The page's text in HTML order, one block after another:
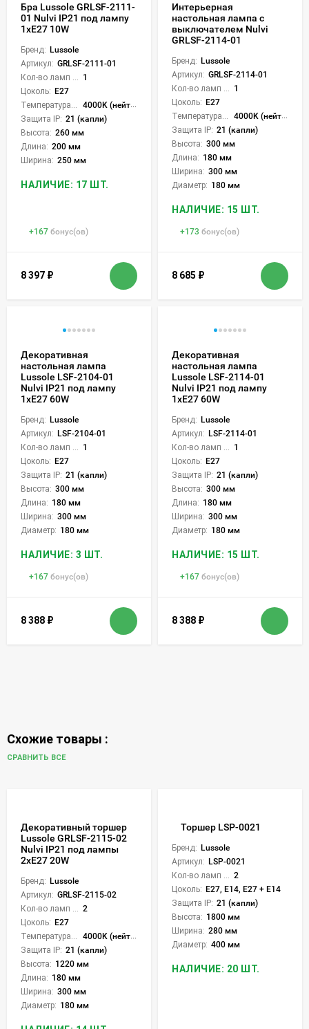
Бра Lussole GRLSF-2111-
01 Nulvi IP21 под лампу
1xE27 10W
Бренд: Lussole
Артикул: GRLSF-2111-01
1
Цоколь: E27
4000K (нейтральный)
Защита IP: 21 (капли)
Высота: 260 мм
Длина: 200 мм
Ширина: 250 мм
НАЛИЧИЕ: 17 ШТ.
+167 бонус(ов)
8 397 ₽
Интерьерная
настольная лампа с
выключателем Nulvi
GRLSF-2114-01
Бренд: Lussole
Артикул: GRLSF-2114-01
1
Цоколь: E27
4000K (нейтральный)
Защита IP: 21 (капли)
Высота: 300 мм
Длина: 180 мм
Ширина: 300 мм
Диаметр: 180 мм
НАЛИЧИЕ: 15 ШТ.
+173 бонус(ов)
8 685 ₽
Декоративная
настольная лампа
Lussole LSF-2104-01
Nulvi IP21 под лампу
1xE27 60W
Бренд: Lussole
Артикул: LSF-2104-01
1
Цоколь: E27
Защита IP: 21 (капли)
Высота: 300 мм
Длина: 180 мм
Ширина: 300 мм
Диаметр: 180 мм
НАЛИЧИЕ: 3 ШТ.
+167 бонус(ов)
8 388 ₽
Декоративная
настольная лампа
Lussole LSF-2114-01
Nulvi IP21 под лампу
1xE27 60W
Бренд: Lussole
Артикул: LSF-2114-01
1
Цоколь: E27
Защита IP: 21 (капли)
Высота: 300 мм
Длина: 180 мм
Ширина: 300 мм
Диаметр: 180 мм
НАЛИЧИЕ: 15 ШТ.
+167 бонус(ов)
8 388 ₽
Схожие товары :
СРАВНИТЬ ВСЕ
Декоративный торшер
Lussole GRLSF-2115-02
Nulvi IP21 под лампы
2xE27 20W
Бренд: Lussole
Артикул: GRLSF-2115-02
2
Цоколь: E27
4000K (нейтральный)
Защита IP: 21 (капли)
Высота: 1220 мм
Длина: 180 мм
Ширина: 300 мм
Диаметр: 180 мм
Торшер LSP-0021
Бренд: Lussole
Артикул: LSP-0021
Кол-во ламп или LED: 2
Цоколь: E27, E14, E27 + E14
Защита IP: 21 (капли)
Высота: 1800 мм
Ширина: 280 мм
Диаметр: 400 мм
НАЛИЧИЕ: 20 ШТ.